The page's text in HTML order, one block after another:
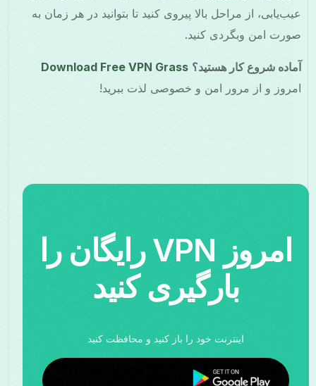
از مراحل بالا پیروی کنید تا بتوانید در هر زمان به
امن وبگردی کنید.
شروع کار هستید؟ Download Free VPN Grass
و از مرور امن و خصوصی لذت ببرید!
امروز VPN رایگان را
بارگیری کنید
اینترنت خود را باز کنید و محافظت کنید